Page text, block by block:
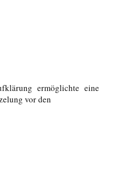
ermöglichte eine
vor den